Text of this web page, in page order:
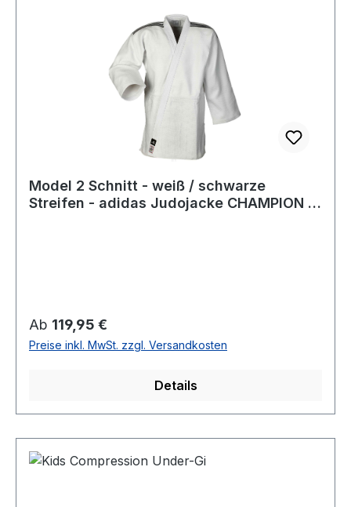
Model 2 Schnitt - weiß / schwarze
Streifen - adidas Judojacke CHAMPION III
Regulärer Preis:
Ab 119,95 €
Preise inkl. MwSt. zzgl. Versandkosten
Details